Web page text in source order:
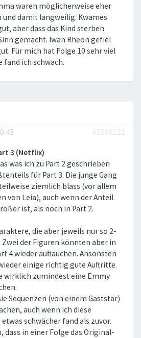
waren möglicherweise eher
damit langweilig. Kwames
aber dass das Kind sterben
gemacht. Iwan Rheon gefiel
Für mich hat Folge 10 sehr viel
ich schwach.
#1568121
3 (Netflix)
was ich zu Part 2 geschrieben
für Part 3. Die junge Gang
ziemlich blass (vor allem
von Leia), auch wenn der Anteil
ist, als noch in Part 2.
die aber jeweils nur so 2-
Zwei der Figuren könnten aber in
4 wieder auftauchen. Ansonsten
einige richtig gute Auftritte.
wirklich zumindest eine Emmy
Sequenzen (von einem Gaststar)
auch wenn ich diese
schwächer fand als zuvor.
dass in einer Folge das Original-